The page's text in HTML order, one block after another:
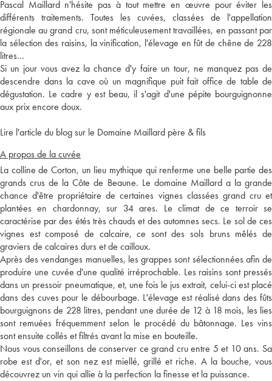
Pascal Maillard n'hésite pas à tout mettre en œuvre pour éviter les
différents traitements. Toutes les cuvées, classées de l'appellation
régionale au grand cru, sont méticuleusement travaillées, en passant par
la sélection des raisins, la vinification, l'élevage en fût de chêne de 228
litres…
Si un jour vous avez la chance d'y faire un tour, ne manquez pas de
descendre dans la cave où un magnifique puit fait office de table de
dégustation. Le cadre y est beau, il s'agit d'une pépite bourguignonne
aux prix encore doux.
Lire l'article du blog sur le Domaine Maillard père & fils
A propos de la cuvée
La colline de Corton, un lieu mythique qui renferme une belle partie des
grands crus de la Côte de Beaune. Le domaine Maillard a la grande
chance d'être propriétaire de certaines vignes classées grand cru et
plantées en chardonnay, sur 34 ares. Le climat de ce terroir se
caractérise par des étés très chauds et des automnes secs. Le sol de ces
vignes est composé de calcaire, ce sont des sols bruns mêlés de
graviers de calcaires durs et de cailloux.
Après des vendanges manuelles, les grappes sont sélectionnées afin de
produire une cuvée d'une qualité irréprochable. Les raisins sont pressés
dans un pressoir pneumatique, et, une fois le jus extrait, celui-ci est placé
dans des cuves pour le débourbage. L'élevage est réalisé dans des fûts
bourguignons de 228 litres, pendant une durée de 12 à 18 mois, les lies
sont remuées fréquemment selon le procédé du bâtonnage. Les vins
sont ensuite collés et filtrés avant la mise en bouteille.
Nous vous conseillons de conserver ce grand cru entre 5 et 10 ans. Sa
robe est d'or, et son nez est miellé, grillé et riche. A la bouche, vous
découvrez un vin qui allie à la perfection la finesse et la puissance.